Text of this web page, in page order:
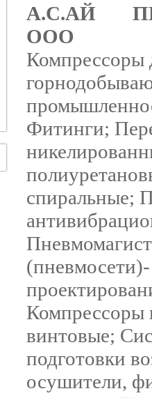
А.С.АЙ
ООО
Компрессоры
Фитинги;
спиральные;
(пневмосети)-
винтовые;
подготовки
осушители,